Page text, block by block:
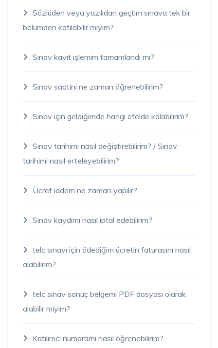
Sözlüden veya yazılıdan geçtim sınava tek bir
bölümden katılabilir miyim?
Sınav kayıt işlemim tamamlandı mı?
Sınav saatini ne zaman öğrenebilirim?
Sınav için geldiğimde hangi otelde kalabilirim?
Sınav tarihimi nasıl değiştirebilirim? / Sınav
tarihimi nasıl erteleyebilirim?
Ücret iadem ne zaman yapılır?
Sınav kaydımı nasıl iptal edebilirim?
telc sınavı için ödediğim ücretin faturasını nasıl
alabilirim?
telc sınav sonuç belgemi PDF dosyası olarak
alabilir miyim?
Katılımcı numaramı nasıl öğrenebilirim?